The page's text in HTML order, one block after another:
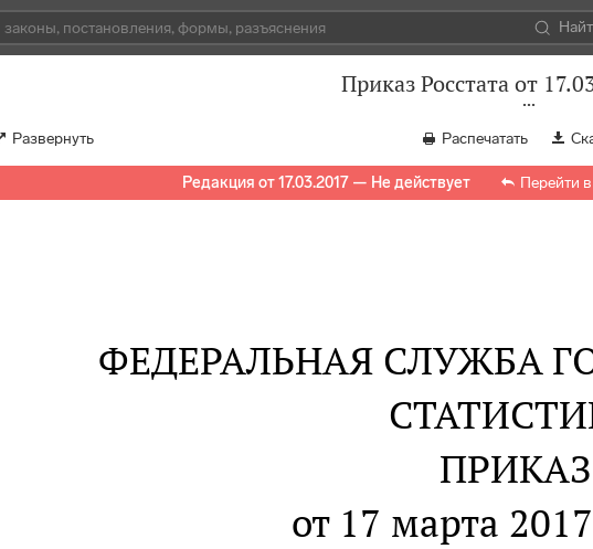
Приказ Росстата от
Развернуть Распечатать
Редакция от 17.03.2017 — Не действует Перейти
ФЕДЕРАЛЬНАЯ СЛУЖБА
ПРИКАЗ
от 17 марта